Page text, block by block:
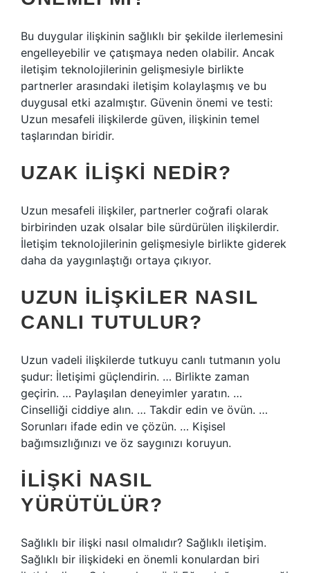
Bu duygular ilişkinin sağlıklı bir şekilde ilerlemesini
engelleyebilir ve çatışmaya neden olabilir. Ancak
iletişim teknolojilerinin gelişmesiyle birlikte
partnerler arasındaki iletişim kolaylaşmış ve bu
duygusal etki azalmıştır. Güvenin önemi ve testi:
Uzun mesafeli ilişkilerde güven, ilişkinin temel
taşlarından biridir.
UZAK ILIŞKI NEDIR?
Uzun mesafeli ilişkiler, partnerler coğrafi olarak
birbirinden uzak olsalar bile sürdürülen ilişkilerdir.
İletişim teknolojilerinin gelişmesiyle birlikte giderek
daha da yaygınlaştığı ortaya çıkıyor.
UZUN ILIŞKILER NASIL
CANLI TUTULUR?
Uzun vadeli ilişkilerde tutkuyu canlı tutmanın yolu
şudur: İletişimi güçlendirin. … Birlikte zaman
geçirin. … Paylaşılan deneyimler yaratın. …
Cinselliği ciddiye alın. … Takdir edin ve övün. …
Sorunları ifade edin ve çözün. … Kişisel
bağımsızlığınızı ve öz saygınızı koruyun.
İLIŞKI NASIL
YÜRÜTÜLÜR?
Sağlıklı bir ilişki nasıl olmalıdır? Sağlıklı iletişim.
Sağlıklı bir ilişkideki en önemli konulardan biri